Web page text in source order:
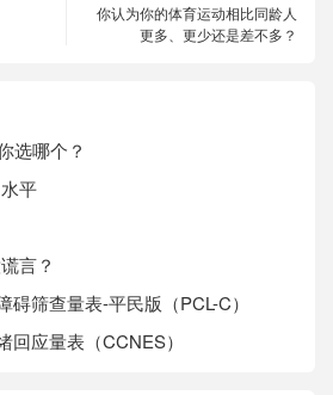
你认为你的体育运动相比同龄人
更多、更少还是差不多？
选哪个？
平
言？
碍筛查量表-平民版（PCL-C）
回应量表（CCNES）